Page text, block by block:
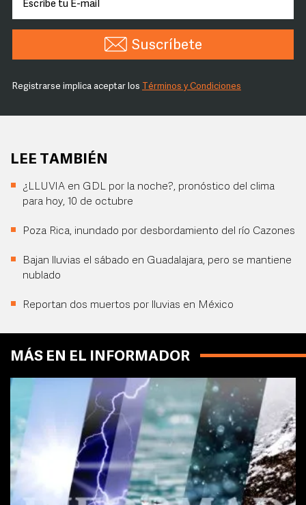
Suscríbete
Registrarse implica aceptar los Términos y Condiciones
LEE TAMBIÉN
¿LLUVIA en GDL por la noche?, pronóstico del clima
para hoy, 10 de octubre
Poza Rica, inundado por desbordamiento del río Cazones
Bajan lluvias el sábado en Guadalajara, pero se mantiene
nublado
Reportan dos muertos por lluvias en México
MÁS EN EL INFORMADOR